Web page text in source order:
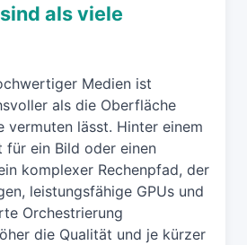
als viele
Medien ist
als die Oberfläche
vermuten lässt. Hinter einem
für ein Bild oder einen
komplexer Rechenpfad, der
leistungsfähige GPUs und
Orchestrierung
die Qualität und je kürzer